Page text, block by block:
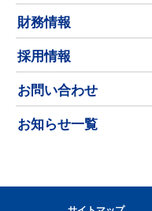
財務情報
採用情報
お問い合わせ
お知らせ一覧